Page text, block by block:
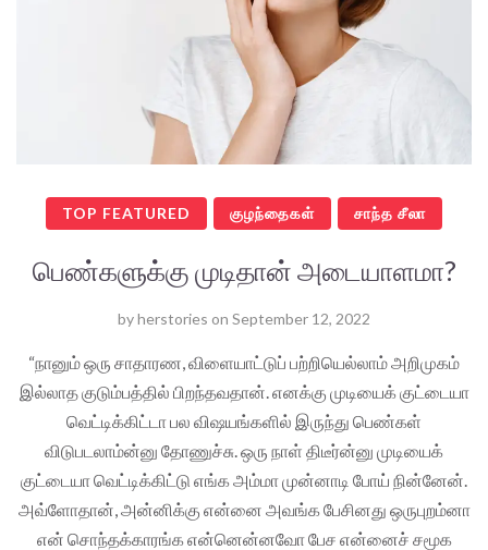
TOP FEATURED குழந்தைகள் சாந்த சீலா
பெண்களுக்கு முடிதான் அடையாளமா?
byherstories on September 12, 2022
“நானும் ஒரு சாதாரண, விளையாட்டுப் பற்றியெல்லாம் அறிமுகம்
இல்லாத குடும்பத்தில் பிறந்தவதான். எனக்கு முடியைக் குட்டையா
வெட்டிக்கிட்டா பல விஷயங்களில் இருந்து பெண்கள்
விடுபடலாம்ன்னு தோணுச்சு. ஒரு நாள் திடீர்ன்னு முடியைக்
குட்டையா வெட்டிக்கிட்டு எங்க அம்மா முன்னாடி போய் நின்னேன்.
அவ்ளோதான், அன்னிக்கு என்னை அவங்க பேசினது ஒருபுறம்னா
என் சொந்தக்காரங்க என்னென்னவோ பேச என்னைச் சமூக